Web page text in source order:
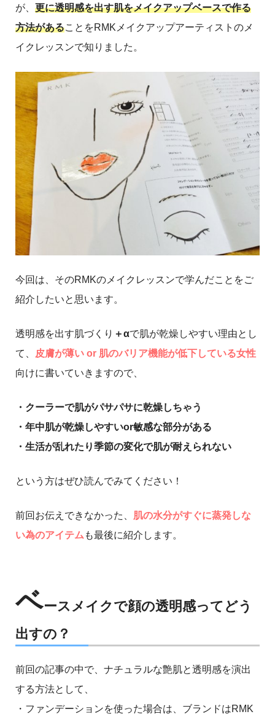
が、 更に透明感を出す肌をメイクアップベースで作る
方法があることをRMKメイクアップアーティストのメ
イクレッスンで知りました。
今回は、そのRMKのメイクレッスンで学んだことをご
紹介したいと思います。
透明感を出す肌づくり ＋αで肌が乾燥しやすい理由とし
て、
皮膚が薄い or 肌のバリア機能が低下している女性
向けに書いていきますので、
・クーラーで肌がパサパサに乾燥しちゃう
・年中肌が乾燥しやすいor敏感な部分がある
・生活が乱れたり季節の変化で肌が耐えられない
という方はぜひ読んでみてください！
前回お伝えできなかった、 肌の水分がすぐに蒸発しな
い為のアイテム も最後に紹介します。
ベースメイクで顔の透明感ってどう
出すの？
前回の記事の中で、ナチュラルな艶肌と透明感を演出
する方法として、
・ファンデーションを使った場合は、ブランドはRMK